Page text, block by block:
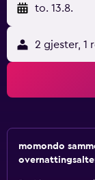
to. 13.8.
2 gjester, 1
momondo